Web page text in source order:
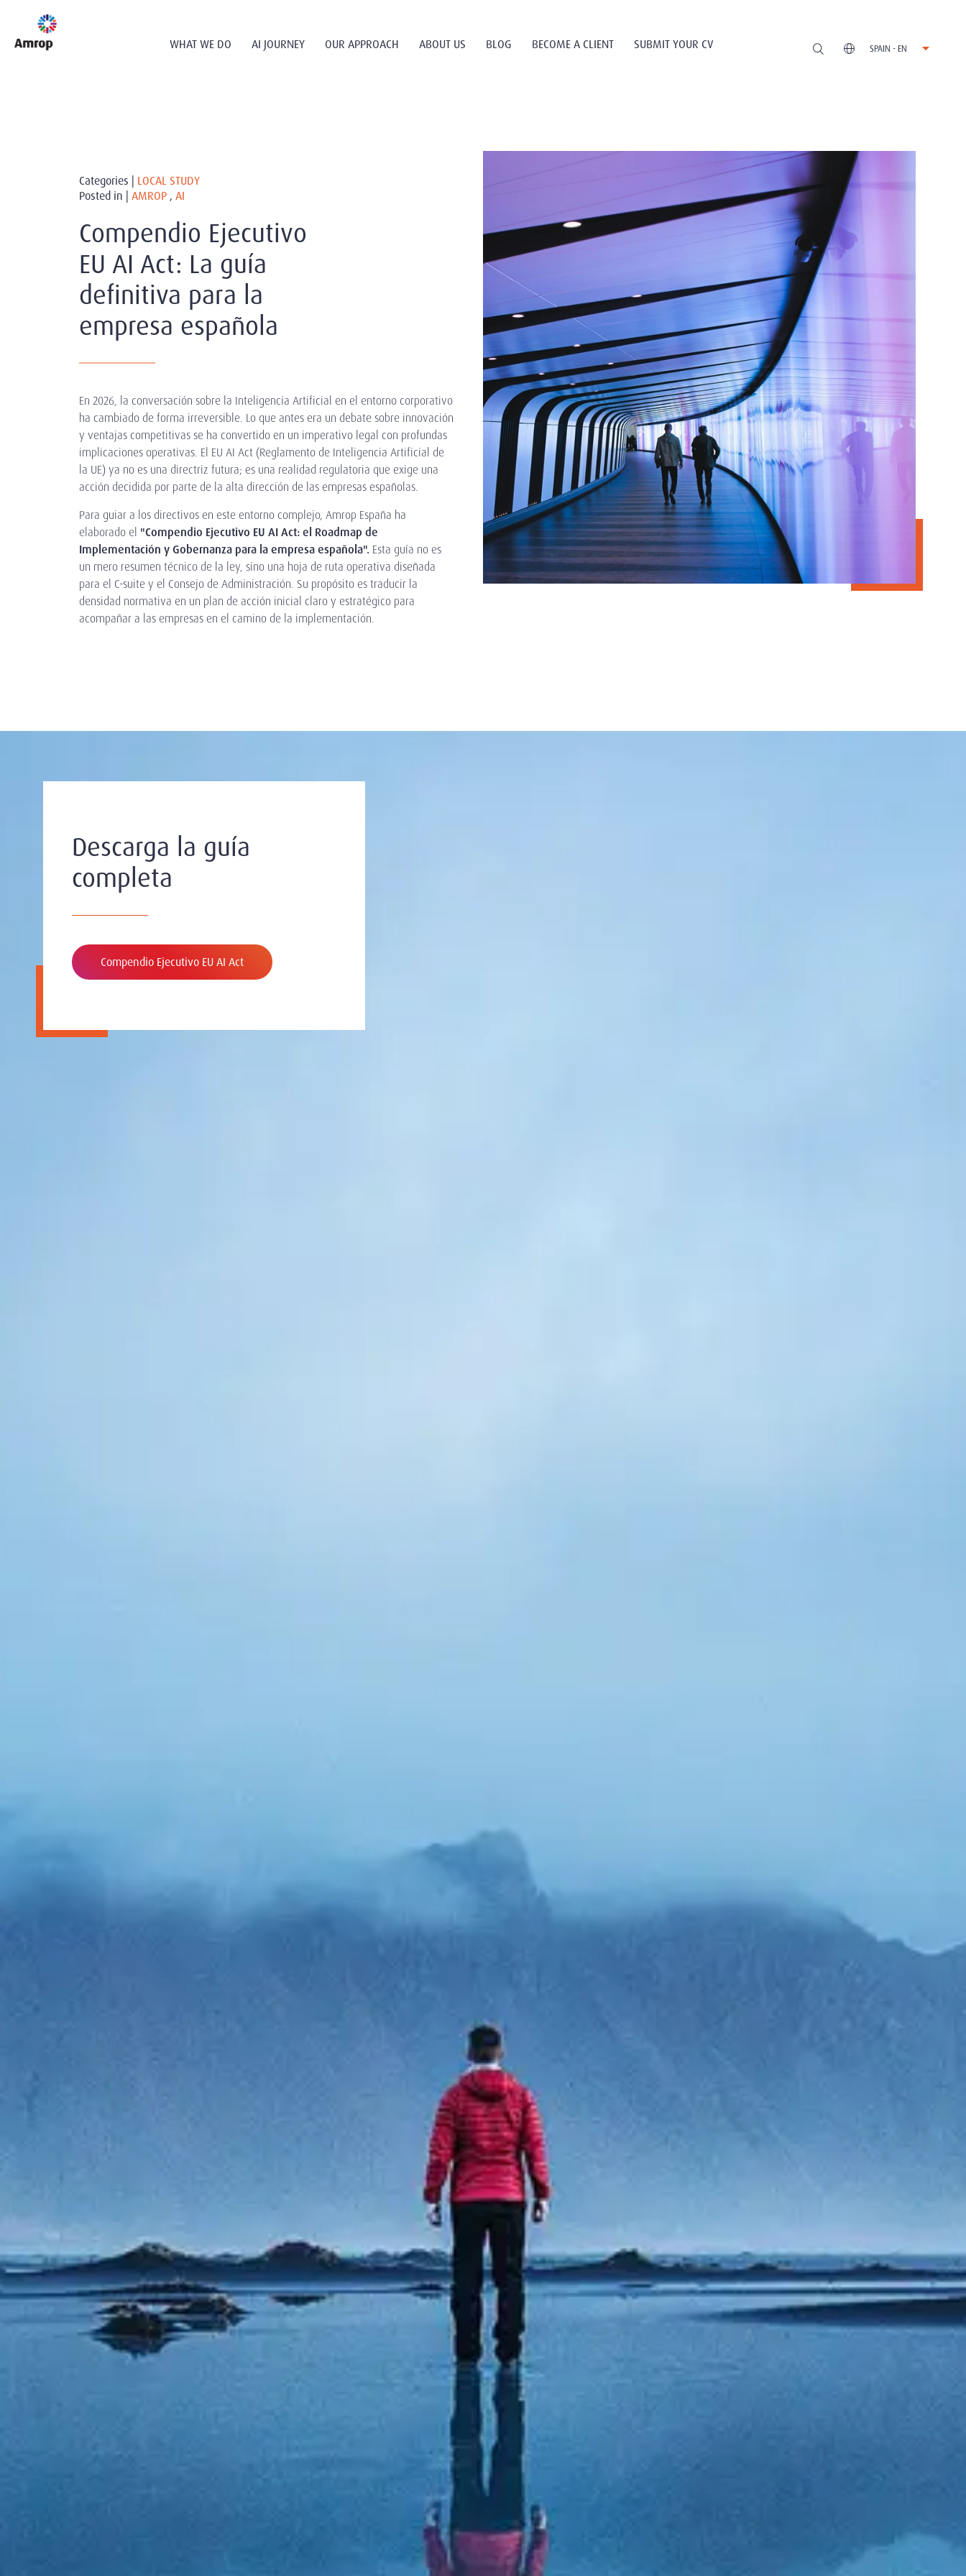
WHAT WE DO AI JOURNEY OUR APPROACH ABOUT US BLOG BECOME A CLIENT SUBMIT YOUR CV SPAIN - EN
Categories | LOCAL STUDY
Posted in | AMROP , AI
Compendio Ejecutivo
EU AI Act: La guía
definitiva para la
empresa española
En 2026, la conversación sobre la Inteligencia Artificial en el entorno corporativo
ha cambiado de forma irreversible. Lo que antes era un debate sobre innovación
y ventajas competitivas se ha convertido en un imperativo legal con profundas
implicaciones operativas. El EU AI Act (Reglamento de Inteligencia Artificial de
la UE) ya no es una directriz futura; es una realidad regulatoria que exige una
acción decidida por parte de la alta dirección de las empresas españolas.
Para guiar a los directivos en este entorno complejo, Amrop España ha
elaborado el "Compendio Ejecutivo EU AI Act: el Roadmap de
Implementación y Gobernanza para la empresa española". Esta guía no es
un mero resumen técnico de la ley, sino una hoja de ruta operativa diseñada
para el C-suite y el Consejo de Administración. Su propósito es traducir la
densidad normativa en un plan de acción inicial claro y estratégico para
acompañar a las empresas en el camino de la implementación.
Descarga la guía
completa
Compendio Ejecutivo EU AI Act